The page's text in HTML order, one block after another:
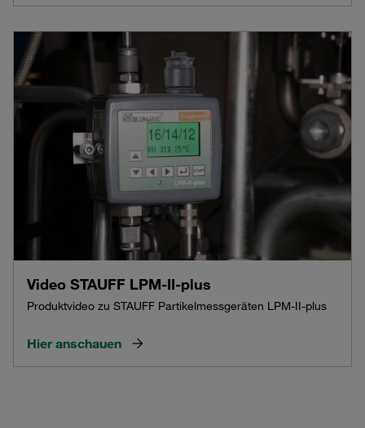
Video STAUFF LPM-II-plus
Produktvideo zu STAUFF Partikelmessgeräten LPM-II-plus
Hier anschauen